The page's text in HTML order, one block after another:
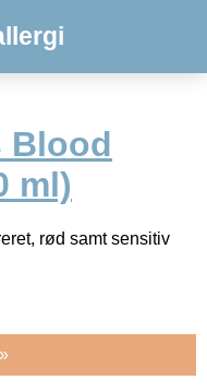
Blood
ml)
rød samt sensitiv